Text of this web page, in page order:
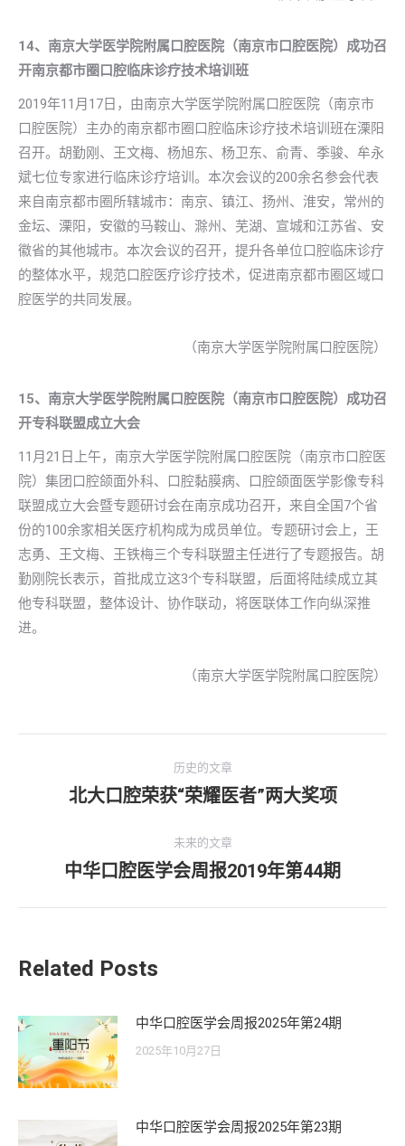
14、南京大学医学院附属口腔医院（南京市口腔医院）成功召
开南京都市圈口腔临床诊疗技术培训班
2019年11月17日，由南京大学医学院附属口腔医院（南京市
口腔医院）主办的南京都市圈口腔临床诊疗技术培训班在溧阳
召开。胡勤刚、王文梅、杨旭东、杨卫东、俞青、季骏、牟永
斌七位专家进行临床诊疗培训。本次会议的200余名参会代表
来自南京都市圈所辖城市：南京、镇江、扬州、淮安，常州的
金坛、溧阳，安徽的马鞍山、滁州、芜湖、宣城和江苏省、安
徽省的其他城市。本次会议的召开，提升各单位口腔临床诊疗
的整体水平，规范口腔医疗诊疗技术，促进南京都市圈区域口
腔医学的共同发展。
（南京大学医学院附属口腔医院）
15、南京大学医学院附属口腔医院（南京市口腔医院）成功召
开专科联盟成立大会
11月21日上午，南京大学医学院附属口腔医院（南京市口腔医
院）集团口腔颌面外科、口腔黏膜病、口腔颌面医学影像专科
联盟成立大会暨专题研讨会在南京成功召开，来自全国7个省
份的100余家相关医疗机构成为成员单位。专题研讨会上，王
志勇、王文梅、王铁梅三个专科联盟主任进行了专题报告。胡
勤刚院长表示，首批成立这3个专科联盟，后面将陆续成立其
他专科联盟，整体设计、协作联动，将医联体工作向纵深推
进。
（南京大学医学院附属口腔医院）
历史的文章
历
的
文
北大口腔荣获“荣耀医者”两大奖项
未来的文章
未
中华口腔医学会周报2019年第44期
Related Posts
中华口腔医学会周报2025年第24期
2025年10月27日
中华口腔医学会周报2025年第23期